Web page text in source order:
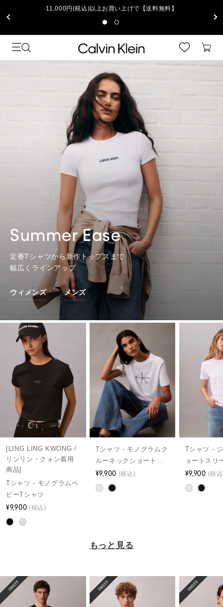
11,000円(税込)以上お買い上げで【送料無料】
Summer Ease
定番Tシャツから新作トップスまで
幅広くラインアップ
ウィメンズ メンズ
[LING LING KWONG /
リンリン・クォン着用
商品]
Tシャツ - モノグラムベ
ビーTシャツ
¥9,900 (税込)
Tシャツ - モノグラムク
ルーネックショートス
リーブTシャツ
¥9,900 (税込)
Tシャツ -
ョートスリ
ネックTシ
¥9,900 (税
もっと見る
UNISEX UNISEX UNISEX